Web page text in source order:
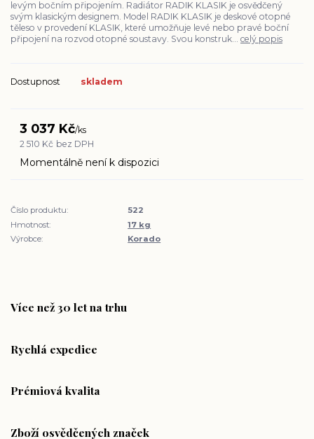
levým bočním připojením. Radiátor RADIK KLASIK je osvědčený
svým klasickým designem. Model RADIK KLASIK je deskové otopné
těleso v provedení KLASIK, které umožňuje levé nebo pravé boční
připojení na rozvod otopné soustavy. Svou konstruk... celý popis
Dostupnost skladem
3 037 Kč/ks
2 510 Kč bez DPH
Momentálně není k dispozici
Číslo produktu:
522
Hmotnost:
17 kg
Výrobce:
Korado
Více než 30 let na trhu
Rychlá expedice
Prémiová kvalita
Zboží osvědčených značek